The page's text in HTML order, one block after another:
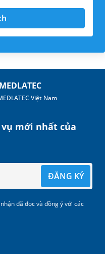
Việt Nam
mới nhất của
ĐĂNG KÝ
đã đọc và đồng ý với các